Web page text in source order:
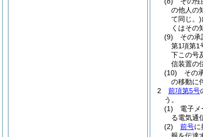
の他人の
て同じ。)
くはその
(9)
その
第1項第1
下この号
信装置の
(10)
その
の移動に
2
前項第5号
う。
(1)
電子
る電気通
(2)
前号に